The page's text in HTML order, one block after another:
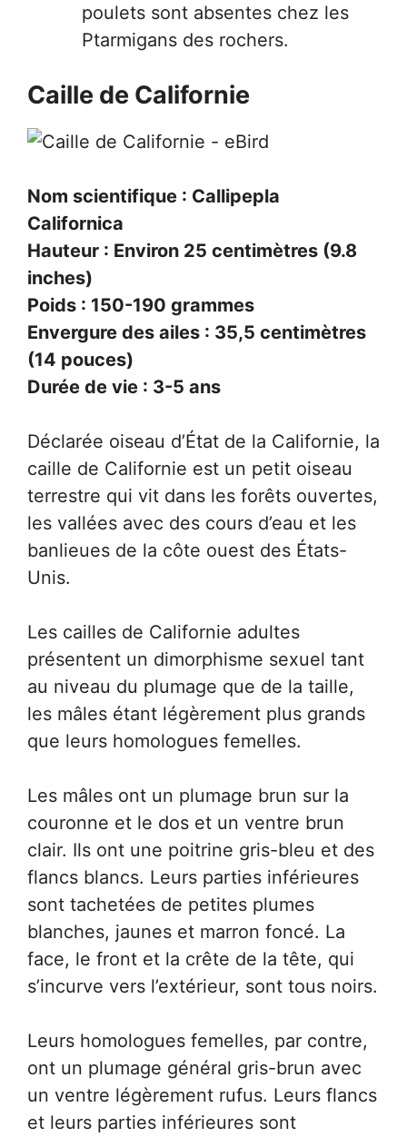
poulets sont absentes chez les
Ptarmigans des rochers.
Caille de Californie
Nom scientifique : Callipepla
Californica
Hauteur : Environ 25 centimètres (9.8
inches)
Poids : 150-190 grammes
Envergure des ailes : 35,5 centimètres
(14 pouces)
Durée de vie : 3-5 ans
Déclarée oiseau d’État de la Californie, la
caille de Californie est un petit oiseau
terrestre qui vit dans les forêts ouvertes,
les vallées avec des cours d’eau et les
banlieues de la côte ouest des États-
Unis.
Les cailles de Californie adultes
présentent un dimorphisme sexuel tant
au niveau du plumage que de la taille,
les mâles étant légèrement plus grands
que leurs homologues femelles.
Les mâles ont un plumage brun sur la
couronne et le dos et un ventre brun
clair. Ils ont une poitrine gris-bleu et des
flancs blancs. Leurs parties inférieures
sont tachetées de petites plumes
blanches, jaunes et marron foncé. La
face, le front et la crête de la tête, qui
s’incurve vers l’extérieur, sont tous noirs.
Leurs homologues femelles, par contre,
ont un plumage général gris-brun avec
un ventre légèrement rufus. Leurs flancs
et leurs parties inférieures sont